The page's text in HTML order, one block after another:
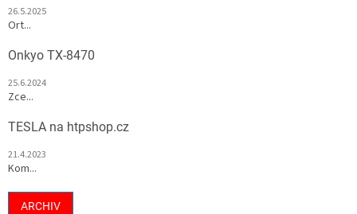
26.5.2025
Ort...
Onkyo TX-8470
25.6.2024
Zce...
TESLA na htpshop.cz
21.4.2023
Kom...
ARCHIV